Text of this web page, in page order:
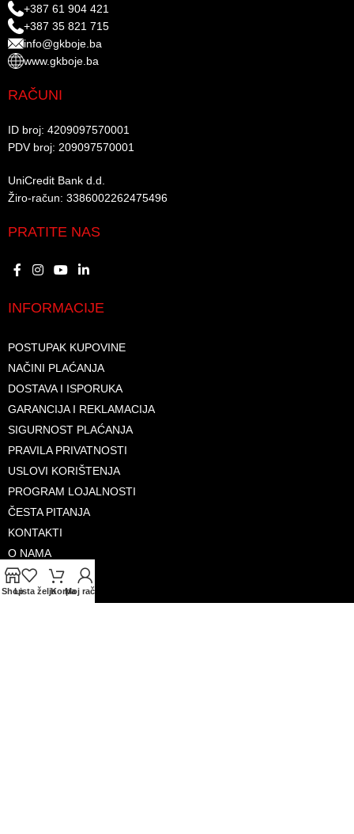
+387 61 904 421
+387 35 821 715
info@gkboje.ba
www.gkboje.ba
RAČUNI
ID broj: 4209097570001​
PDV broj: 209097570001 ​
UniCredit Bank d.d.​
Žiro-račun: 3386002262475496​​
PRATITE NAS
INFORMACIJE
POSTUPAK KUPOVINE
NAČINI PLAĆANJA
DOSTAVA I ISPORUKA
GARANCIJA I REKLAMACIJA
SIGURNOST PLAĆANJA
PRAVILA PRIVATNOSTI
USLOVI KORIŠTENJA
PROGRAM LOJALNOSTI
ČESTA PITANJA
KONTAKTI
O NAMA
PRIHVAĆENE KARTICE
ShopLista željaKorpaMoj račun